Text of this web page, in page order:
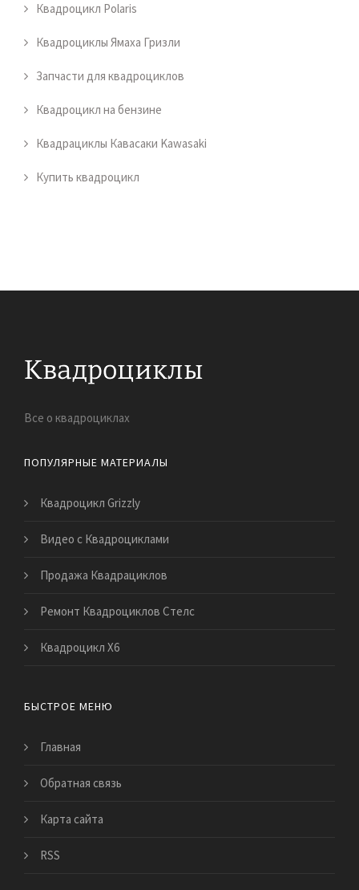
Квадроцикл Polaris
Квадроциклы Ямаха Гризли
Запчасти для квадроциклов
Квадроцикл на бензине
Квадрациклы Кавасаки Kawasaki
Купить квадроцикл
Все о квадроциклах
ПОПУЛЯРНЫЕ МАТЕРИАЛЫ
Квадроцикл Grizzly
Видео с Квадроциклами
Продажа Квадрациклов
Ремонт Квадроциклов Стелс
Квадроцикл Х6
БЫСТРОЕ МЕНЮ
Главная
Обратная связь
Карта сайта
RSS